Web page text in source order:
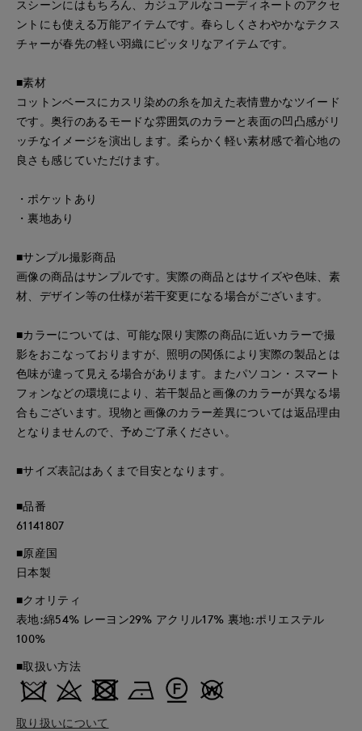
スシーンにはもちろん、カジュアルなコーディネートのアクセ
ントにも使える万能アイテムです。春らしくさわやかなテクス
チャーが春先の軽い羽織にピッタリなアイテムです。
■素材
コットンベースにカスリ染めの糸を加えた表情豊かなツイード
です。奥行のあるモードな雰囲気のカラーと表面の凹凸感がリ
ッチなイメージを演出します。柔らかく軽い素材感で着心地の
良さも感じていただけます。
・ポケットあり
・裏地あり
■サンプル撮影商品
画像の商品はサンプルです。実際の商品とはサイズや色味、素
材、デザイン等の仕様が若干変更になる場合がございます。
■カラーについては、可能な限り実際の商品に近いカラーで撮
影をおこなっておりますが、照明の関係により実際の製品とは
色味が違って見える場合があります。またパソコン・スマート
フォンなどの環境により、若干製品と画像のカラーが異なる場
合もございます。現物と画像のカラー差異については返品理由
となりませんので、予めご了承ください。
■サイズ表記はあくまで目安となります。
■品番
61141807
■原産国
日本製
■クオリティ
表地:綿54% レーヨン29% アクリル17% 裏地:ポリエステル
100%
■取扱い方法
取り扱いについて